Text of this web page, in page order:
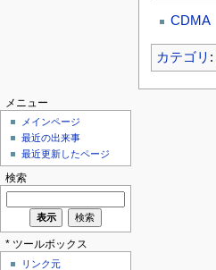
CDMA
カテゴリ :
メニュー
メインページ
最近の出来事
最近更新したページ
検索
* ツールボックス
リンク元